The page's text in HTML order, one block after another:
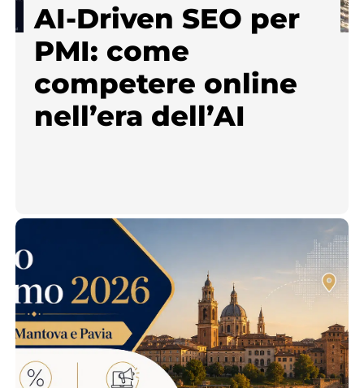
AI-Driven SEO per
PMI: come
competere online
nell’era dell’AI